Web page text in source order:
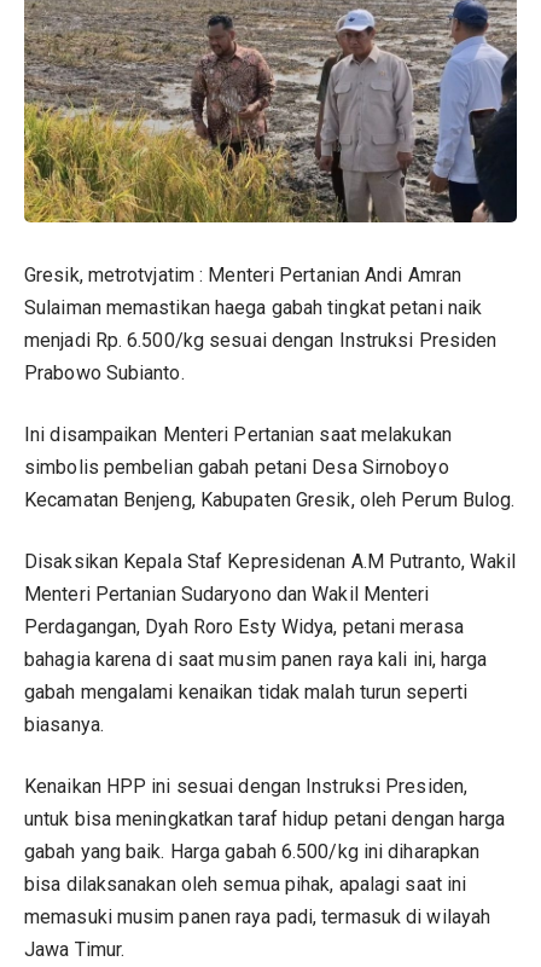
Gresik, metrotvjatim : Menteri Pertanian Andi Amran
Sulaiman memastikan haega gabah tingkat petani naik
menjadi Rp. 6.500/kg sesuai dengan Instruksi Presiden
Prabowo Subianto.
Ini disampaikan Menteri Pertanian saat melakukan
simbolis pembelian gabah petani Desa Sirnoboyo
Kecamatan Benjeng, Kabupaten Gresik, oleh Perum Bulog.
Disaksikan Kepala Staf Kepresidenan A.M Putranto, Wakil
Menteri Pertanian Sudaryono dan Wakil Menteri
Perdagangan, Dyah Roro Esty Widya, petani merasa
bahagia karena di saat musim panen raya kali ini, harga
gabah mengalami kenaikan tidak malah turun seperti
biasanya.
Kenaikan HPP ini sesuai dengan Instruksi Presiden,
untuk bisa meningkatkan taraf hidup petani dengan harga
gabah yang baik. Harga gabah 6.500/kg ini diharapkan
bisa dilaksanakan oleh semua pihak, apalagi saat ini
memasuki musim panen raya padi, termasuk di wilayah
Jawa Timur.